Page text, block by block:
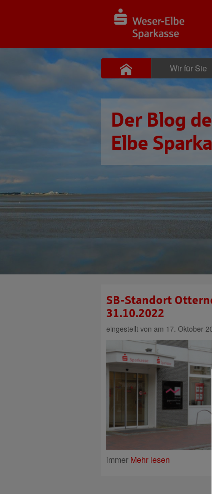
Wir für Sie
Der Blog
Elbe
SB-Standort
31.10.2022
eingestellt von am 17. Oktober
immer Mehr lesen